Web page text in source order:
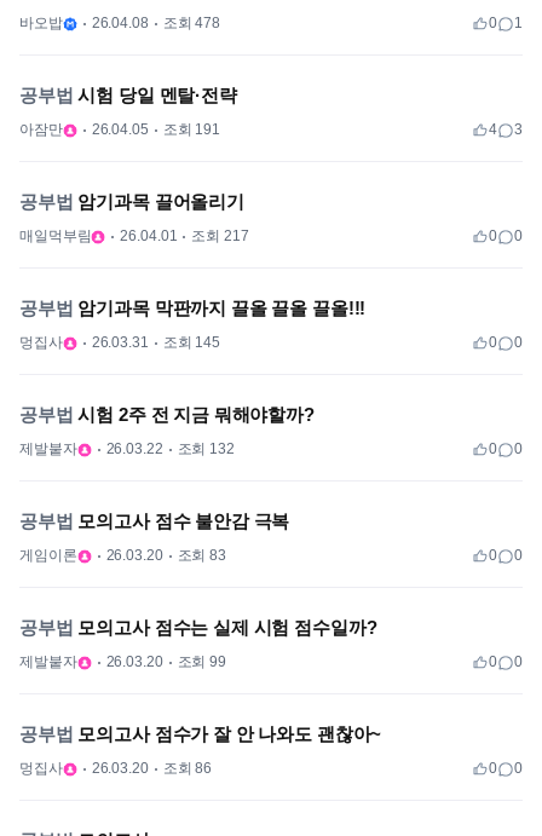
바오밥 26.04.08 조회 478 0 1
공부법 시험 당일 멘탈·전략
아잠만 26.04.05 조회 191 4 3
공부법 암기과목 끌어올리기
매일먹부림 26.04.01 조회 217 0 0
공부법 암기과목 막판까지 끌올 끌올 끌올!!!
멍집사 26.03.31 조회 145 0 0
공부법 시험 2주 전 지금 뭐해야할까?
제발붙자 26.03.22 조회 132 0 0
공부법 모의고사 점수 불안감 극복
게임이론 26.03.20 조회 83 0 0
공부법 모의고사 점수는 실제 시험 점수일까?
제발붙자 26.03.20 조회 99 0 0
공부법 모의고사 점수가 잘 안 나와도 괜찮아~
멍집사 26.03.20 조회 86 0 0